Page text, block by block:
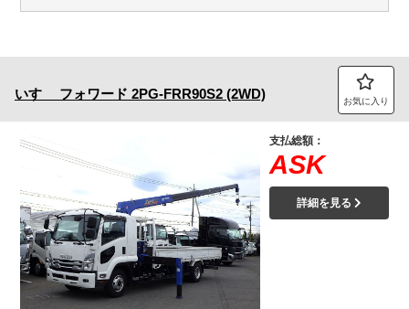
いすゞ フォワード 2PG-FRR90S2 (2WD) お気に入り
支払総額：
ASK
詳細を見る